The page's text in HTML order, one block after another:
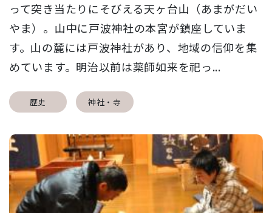
って突き当たりにそびえる天ヶ台山（あまがだい
やま）。山中に戸波神社の本宮が鎮座していま
す。山の麓には戸波神社があり、地域の信仰を集
めています。明治以前は薬師如来を祀っ...
歴史 神社・寺